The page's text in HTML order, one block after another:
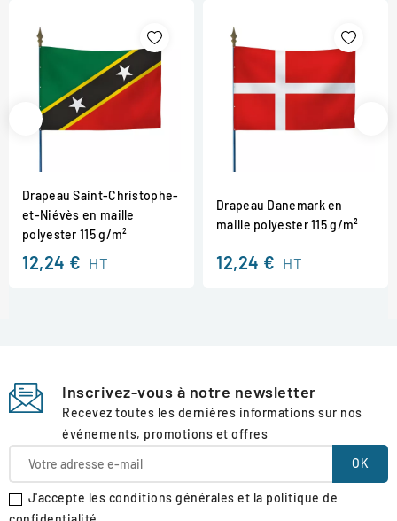
Drapeau Saint-Christophe-
et-Niévès en maille
polyester 115 g/m²
12,24 € HT
Drapeau Danemark en
maille polyester 115 g/m²
12,24 € HT
Inscrivez-vous à notre newsletter
Recevez toutes les dernières informations sur nos
événements, promotions et offres
J'accepte les conditions générales et la politique de